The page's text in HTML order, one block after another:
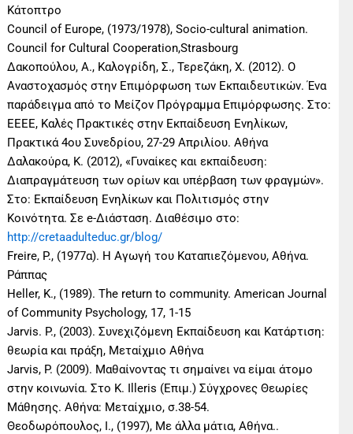
Κάτoπτρο
Council of Europe, (1973/1978), Socio-cultural animation.
Council for Cultural Cooperation,Strasbourg
Δακοπούλου, Α., Καλογρίδη, Σ., Τερεζάκη, Χ. (2012). Ο
Αναστοχασμός στην Επιμόρφωση των Εκπαιδευτικών. Ένα
παράδειγμα από το Μείζον Πρόγραμμα Επιμόρφωσης. Στο:
ΕΕΕΕ, Καλές Πρακτικές στην Εκπαίδευση Ενηλίκων,
Πρακτικά 4ου Συνεδρίου, 27-29 Απριλίου. Αθήνα
Δαλακούρα, Κ. (2012), «Γυναίκες και εκπαίδευση:
Διαπραγμάτευση των ορίων και υπέρβαση των φραγμών».
Στο: Εκπαίδευση Ενηλίκων και Πολιτισμός στην
Κοινότητα. Σε e-Διάσταση. Διαθέσιμο στο:
http://cretaadulteduc.gr/blog/
Freire, P., (1977α). Η Αγωγή του Καταπιεζόμενου, Αθήνα.
Ράππας
Ηeller, K., (1989). The return to community. American Journal
of Community Psychology, 17, 1-15
Jarvis. P., (2003). Συνεχιζόμενη Εκπαίδευση και Κατάρτιση:
θεωρία και πράξη, Μεταίχμιο Αθήνα
Jarvis, P. (2009). Μαθαίνοντας τι σημαίνει να είμαι άτομο
στην κοινωνία. Στο K. Illeris (Επιμ.) Σύγχρονες Θεωρίες
Μάθησης. Αθήνα: Μεταίχμιο, σ.38-54.
Θεοδωρόπουλος, Ι., (1997), Με άλλα μάτια, Αθήνα..